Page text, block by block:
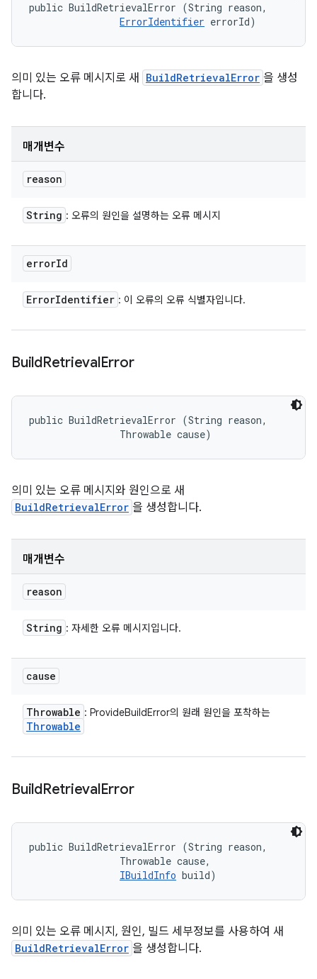
public BuildRetrievalError (String reason,
ErrorIdentifier errorId)
의미 있는 오류 메시지로 새 BuildRetrievalError 을 생성
합니다.
매개변수
reason
String : 오류의 원인을 설명하는 오류 메시지
errorId
ErrorIdentifier : 이 오류의 오류 식별자입니다.
BuildRetrievalError
public BuildRetrievalError (String reason,
                Throwable cause)
의미 있는 오류 메시지와 원인으로 새
BuildRetrievalError 을 생성합니다.
매개변수
reason
String : 자세한 오류 메시지입니다.
cause
Throwable : ProvideBuildError의 원래 원인을 포착하는
Throwable
BuildRetrievalError
public BuildRetrievalError (String reason,
                Throwable cause,
IBuildInfo build)
의미 있는 오류 메시지, 원인, 빌드 세부정보를 사용하여 새
BuildRetrievalError 을 생성합니다.